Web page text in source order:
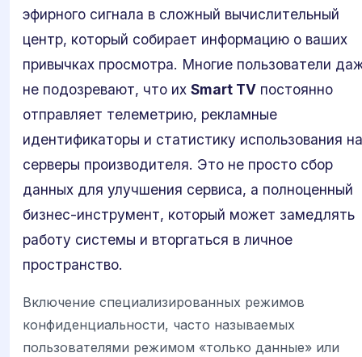
эфирного сигнала в сложный вычислительный
центр, который собирает информацию о ваших
привычках просмотра. Многие пользователи
не подозревают, что их Smart TV постоянно
отправляет телеметрию, рекламные
идентификаторы и статистику использования на
серверы производителя. Это не просто сбор
данных для улучшения сервиса, а полноценный
бизнес-инструмент, который может замедлять
работу системы и вторгаться в личное
пространство.
Включение специализированных режимов
конфиденциальности, часто называемых
пользователями режимом «только данные» или